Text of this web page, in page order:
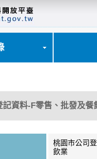
記資料-F零售、批發及餐
桃園市公司
飲業